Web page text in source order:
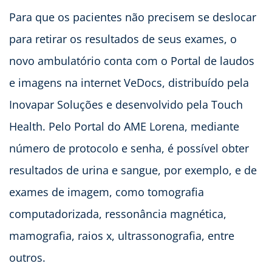
Para que os pacientes não precisem se deslocar
para retirar os resultados de seus exames, o
novo ambulatório conta com o Portal de laudos
e imagens na internet VeDocs, distribuído pela
Inovapar Soluções e desenvolvido pela Touch
Health. Pelo Portal do AME Lorena, mediante
número de protocolo e senha, é possível obter
resultados de urina e sangue, por exemplo, e de
exames de imagem, como tomografia
computadorizada, ressonância magnética,
mamografia, raios x, ultrassonografia, entre
outros.